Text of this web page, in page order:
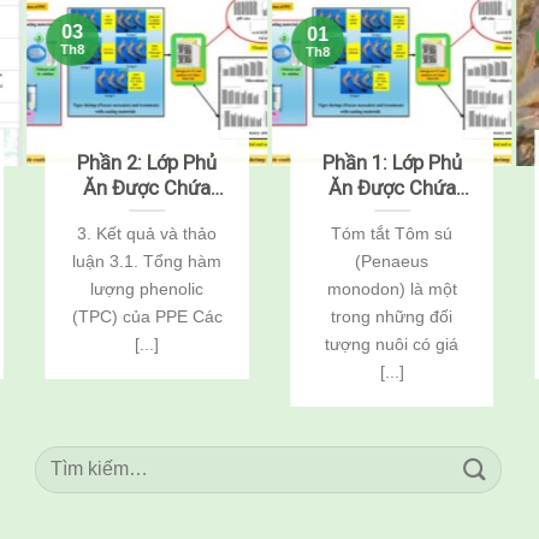
Phần 2: Lớp Phủ
Ăn Được Chứa
Chitosan, Nisin
Và Chiết Xuất Vỏ
Khoai Tây Giúp
Kéo Dài Thời Hạn
Sử Dụng Của
Tôm Sú
3. Kết quả và thảo
luận 3.1. Tổng hàm
lượng phenolic
(TPC) của PPE Các
[...]
03
Th8
Phần 1: Lớp Phủ
Ăn Được Chứa
Chitosan, Nisin
Và Chiết Xuất Vỏ
Khoai Tây Giúp
Kéo Dài Thời Hạn
Sử Dụng Của
Tôm Sú
(Penaeus
Tóm tắt Tôm sú
(Penaeus
monodon) là một
trong những đối
tượng nuôi có giá
[...]
01
Th8